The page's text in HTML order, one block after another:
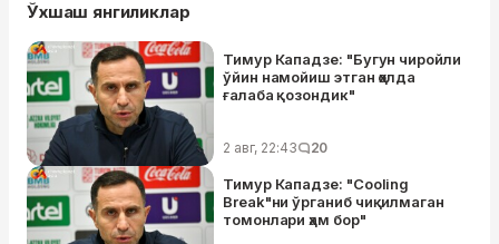
Ўхшаш янгиликлар
Тимур Кападзе: "Бугун чиройли
ўйин намойиш этган ҳолда
ғалаба қозондик"
2 авг, 22:43 20
Тимур Кападзе: "Cooling
Break"ни ўрганиб чиқилмаган
томонлари ҳам бор"